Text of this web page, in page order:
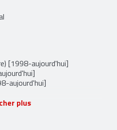
[1998-aujourd'hui]
aujourd'hui]
plus